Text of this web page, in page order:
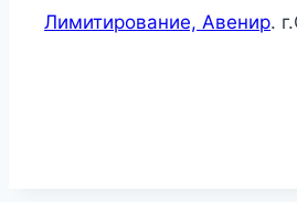
Лимитирование, Авенир.